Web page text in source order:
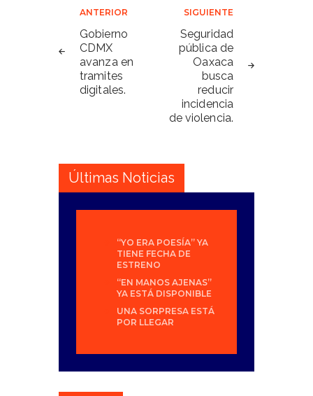
Navegación
de
entradas
ANTERIOR
Gobierno
CDMX
avanza en
tramites
digitales.
SIGUIENTE
Seguridad
pública de
Oaxaca
busca
reducir
incidencia
de violencia.
Últimas Noticias
“YO ERA POESÍA” YA
TIENE FECHA DE
ESTRENO
“EN MANOS AJENAS”
YA ESTÁ DISPONIBLE
UNA SORPRESA ESTÁ
POR LLEGAR